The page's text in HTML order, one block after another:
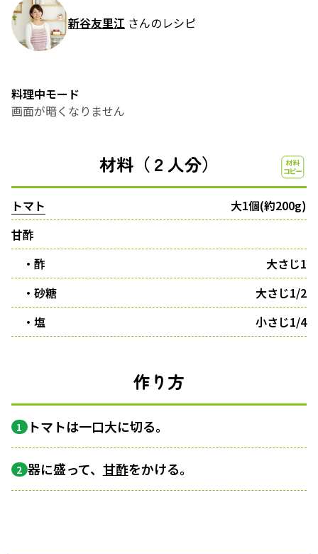
新谷友里江 さんのレシピ
料理中モード
画面が暗くなりません
材料（２人分）
トマト
大1個(約200g)
甘酢
・酢
大さじ1
・砂糖
大さじ1/2
・塩
小さじ1/4
作り方
1 トマトは一口大に切る。
2 器に盛って、 甘酢をかける。